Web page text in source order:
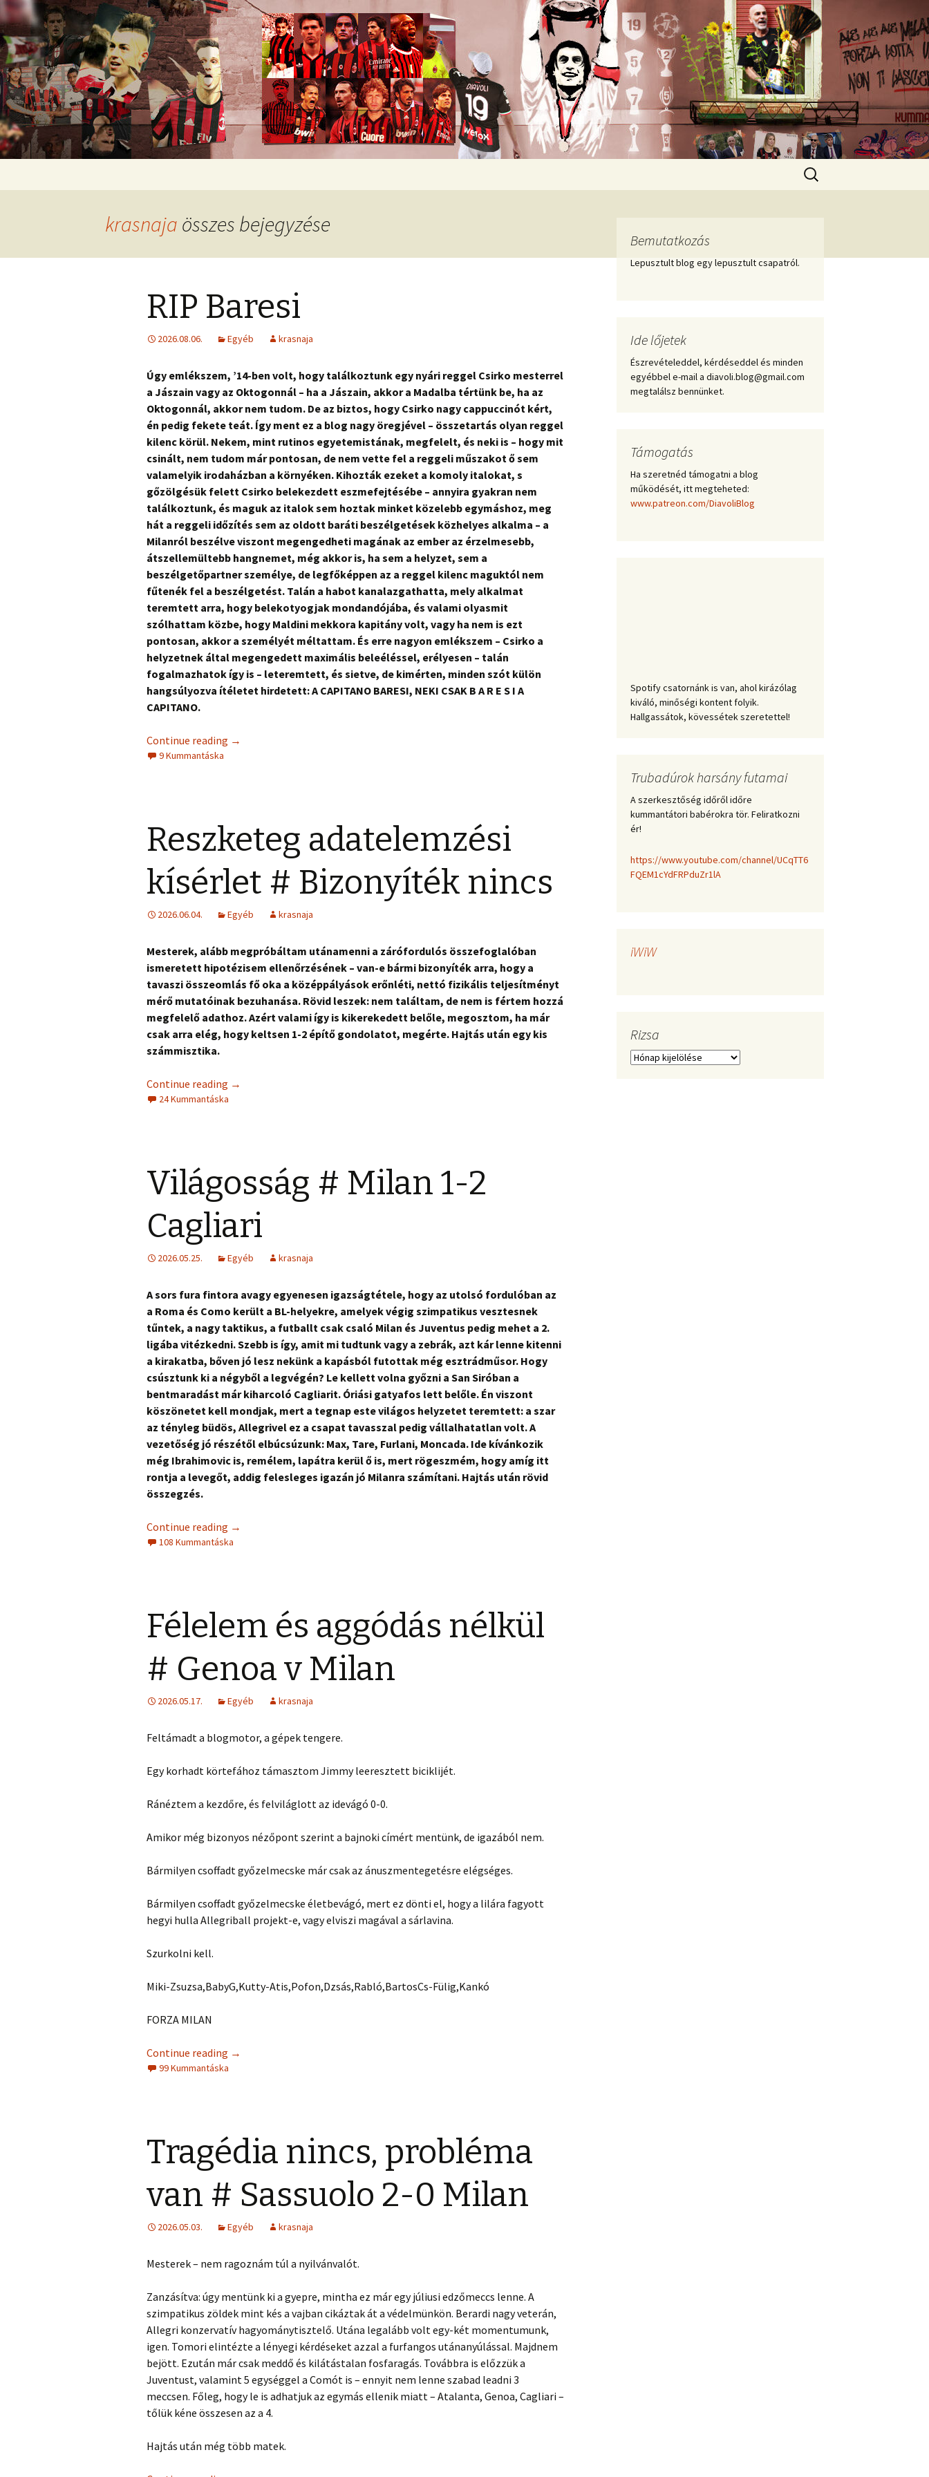
diavoli
Romokban heverő blog egy romokban heverő csapatról.
Keresés:
krasnaja összes bejegyzése
RIP Baresi
2026.08.06. Egyéb krasnaja
Úgy emlékszem, ’14-ben volt, hogy találkoztunk egy nyári reggel Csirko mesterrel
a Jászain vagy az Oktogonnál – ha a Jászain, akkor a Madalba tértünk be, ha az
Oktogonnál, akkor nem tudom. De az biztos, hogy Csirko nagy cappuccinót kért,
én pedig fekete teát. Így ment ez a blog nagy öregjével – összetartás olyan reggel
kilenc körül. Nekem, mint rutinos egyetemistának, megfelelt, és neki is – hogy mit
csinált, nem tudom már pontosan, de nem vette fel a reggeli műszakot ő sem
valamelyik irodaházban a környéken. Kihozták ezeket a komoly italokat, s
gőzölgésük felett Csirko belekezdett eszmefejtésébe – annyira gyakran nem
találkoztunk, és maguk az italok sem hoztak minket közelebb egymáshoz, meg
hát a reggeli időzítés sem az oldott baráti beszélgetések közhelyes alkalma – a
Milanról beszélve viszont megengedheti magának az ember az érzelmesebb,
átszellemültebb hangnemet, még akkor is, ha sem a helyzet, sem a
beszélgetőpartner személye, de legfőképpen az a reggel kilenc maguktól nem
fűtenék fel a beszélgetést. Talán a habot kanalazgathatta, mely alkalmat
teremtett arra, hogy belekotyogjak mondandójába, és valami olyasmit
szólhattam közbe, hogy Maldini mekkora kapitány volt, vagy ha nem is ezt
pontosan, akkor a személyét méltattam. És erre nagyon emlékszem – Csirko a
helyzetnek által megengedett maximális beleéléssel, erélyesen – talán
fogalmazhatok így is – leteremtett, és sietve, de kimérten, minden szót külön
hangsúlyozva ítéletet hirdetett: A CAPITANO BARESI, NEKI CSAK B A R E S I A
CAPITANO.
Continue reading →
9 Kummantáska
Reszketeg adatelemzési
kísérlet # Bizonyíték nincs
2026.06.04. Egyéb krasnaja
Mesterek, alább megpróbáltam utánamenni a zárófordulós összefoglalóban
ismeretett hipotézisem ellenőrzésének – van-e bármi bizonyíték arra, hogy a
tavaszi összeomlás fő oka a középpályások erőnléti, nettó fizikális teljesítményt
mérő mutatóinak bezuhanása. Rövid leszek: nem találtam, de nem is fértem hozzá
megfelelő adathoz. Azért valami így is kikerekedett belőle, megosztom, ha már
csak arra elég, hogy keltsen 1-2 építő gondolatot, megérte. Hajtás után egy kis
számmisztika.
Continue reading →
24 Kummantáska
Világosság # Milan 1-2
Cagliari
2026.05.25. Egyéb krasnaja
A sors fura fintora avagy egyenesen igazságtétele, hogy az utolsó fordulóban az
a Roma és Como került a BL-helyekre, amelyek végig szimpatikus vesztesnek
tűntek, a nagy taktikus, a futballt csak csaló Milan és Juventus pedig mehet a 2.
ligába vitézkedni. Szebb is így, amit mi tudtunk vagy a zebrák, azt kár lenne kitenni
a kirakatba, bőven jó lesz nekünk a kapásból futottak még esztrádműsor. Hogy
csúsztunk ki a négyből a legvégén? Le kellett volna győzni a San Siróban a
bentmaradást már kiharcoló Cagliarit. Óriási gatyafos lett belőle. Én viszont
köszönetet kell mondjak, mert a tegnap este világos helyzetet teremtett: a szar
az tényleg büdös, Allegrivel ez a csapat tavasszal pedig vállalhatatlan volt. A
vezetőség jó részétől elbúcsúzunk: Max, Tare, Furlani, Moncada. Ide kívánkozik
még Ibrahimovic is, remélem, lapátra kerül ő is, mert rögeszmém, hogy amíg itt
rontja a levegőt, addig felesleges igazán jó Milanra számítani. Hajtás után rövid
összegzés.
Continue reading →
108 Kummantáska
Félelem és aggódás nélkül
# Genoa v Milan
2026.05.17. Egyéb krasnaja
Feltámadt a blogmotor, a gépek tengere.
Egy korhadt körtefához támasztom Jimmy leeresztett biciklijét.
Ránéztem a kezdőre, és felviláglott az idevágó 0-0.
Amikor még bizonyos nézőpont szerint a bajnoki címért mentünk, de igazából nem.
Bármilyen csoffadt győzelmecske már csak az ánuszmentegetésre elégséges.
Bármilyen csoffadt győzelmecske életbevágó, mert ez dönti el, hogy a lilára fagyott
hegyi hulla Allegriball projekt-e, vagy elviszi magával a sárlavina.
Szurkolni kell.
Miki-Zsuzsa,BabyG,Kutty-Atis,Pofon,Dzsás,Rabló,BartosCs-Fülig,Kankó
FORZA MILAN
Continue reading →
99 Kummantáska
Tragédia nincs, probléma
van # Sassuolo 2-0 Milan
2026.05.03. Egyéb krasnaja
Mesterek – nem ragoznám túl a nyilvánvalót.
Zanzásítva: úgy mentünk ki a gyepre, mintha ez már egy júliusi edzőmeccs lenne. A
szimpatikus zöldek mint kés a vajban cikáztak át a védelmünkön. Berardi nagy veterán,
Allegri konzervatív hagyománytisztelő. Utána legalább volt egy-két momentumunk,
igen. Tomori elintézte a lényegi kérdéseket azzal a furfangos utánanyúlással. Majdnem
bejött. Ezután már csak meddő és kilátástalan fosfaragás. Továbbra is előzzük a
Juventust, valamint 5 egységgel a Comót is – ennyit nem lenne szabad leadni 3
meccsen. Főleg, hogy le is adhatjuk az egymás ellenik miatt – Atalanta, Genoa, Cagliari –
tőlük kéne összesen az a 4.
Hajtás után még több matek.
Bemutatkozás
Lepusztult blog egy lepusztult csapatról.
Ide lőjetek
Észrevételeddel, kérdéseddel és minden
egyébbel e-mail a diavoli.blog@gmail.com
megtalálsz bennünket.
Támogatás
Ha szeretnéd támogatni a blog
működését, itt megteheted:
www.patreon.com/DiavoliBlog
Spotify csatornánk is van, ahol kirázólag
kiváló, minőségi kontent folyik.
Hallgassátok, kövessétek szeretettel!
Trubadúrok harsány futamai
A szerkesztőség időről időre
kummantátori babérokra tör. Feliratkozni
ér!
https://www.youtube.com/channel/UCqTT6
FQEM1cYdFRPduZr1lA
iWiW
Rizsa
Rizsa